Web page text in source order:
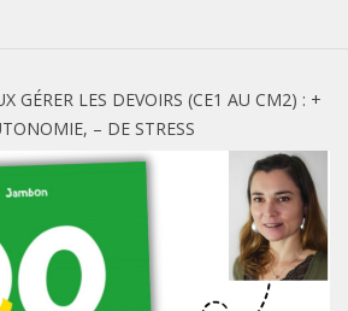
GÉRER LES DEVOIRS (CE1 AU CM2) : +
– DE STRESS